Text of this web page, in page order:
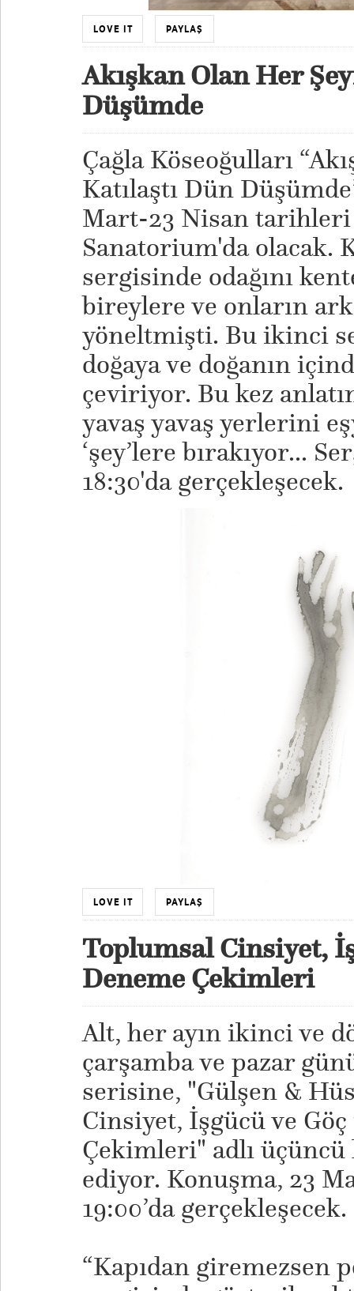
LOVE IT PAYLAŞ
Akışkan Olan Her
Düşümde
Çağla Köseoğulları
Katılaştı Dün
Mart-23 Nisan tarihleri
Sanatorium'da olacak.
sergisinde odağını
bireylere ve onların
yöneltmişti. Bu ikinci
doğaya ve doğanın
çeviriyor. Bu kez
yavaş yavaş yerlerini
‘şey’lere bırakıyor...
18:30'da gerçekleşecek.
LOVE IT PAYLAŞ
Toplumsal Cinsiyet,
Deneme Çekimleri
Alt, her ayın ikinci ve
çarşamba ve pazar
serisine, "Gülşen &
Cinsiyet, İşgücü ve
Çekimleri" adlı
ediyor. Konuşma, 23
19:00’da gerçekleşecek.
“Kapıdan giremezsen